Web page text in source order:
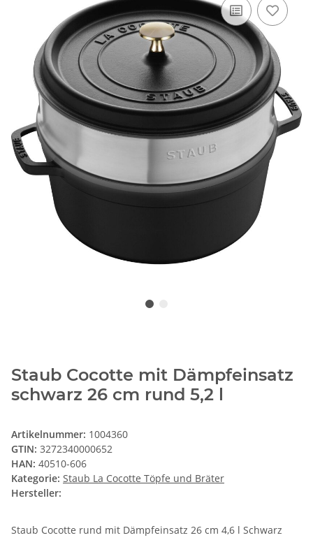
Staub Cocotte mit Dämpfeinsatz
schwarz 26 cm rund 5,2 l
Artikelnummer: 1004360
GTIN: 3272340000652
HAN: 40510-606
Kategorie: Staub La Cocotte Töpfe und Bräter
Hersteller:
Staub Cocotte rund mit Dämpfeinsatz 26 cm 4,6 l Schwarz